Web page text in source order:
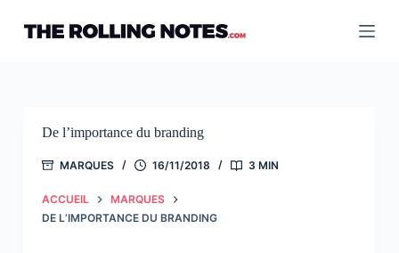
contenu
De l’importance du branding
MARQUES 16/11/2018 3 MIN
ACCUEIL
MARQUES
DE L’IMPORTANCE DU BRANDING